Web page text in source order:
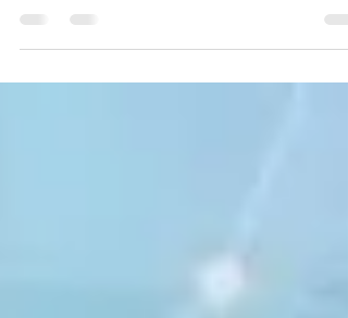
Estamos vivendo dias intensos onde as
frequentes e constantes. Veja como isso pode
impactar...